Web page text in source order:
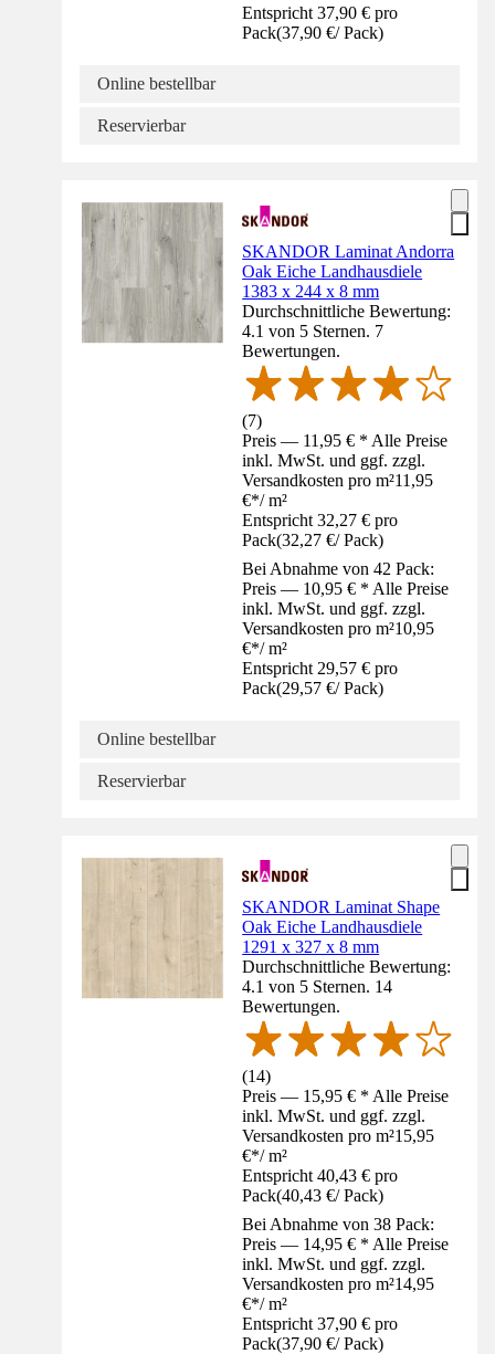
Entspricht 37,90 € pro
Pack(37,90 €/ Pack)
Online bestellbar
Reservierbar
SKANDOR Laminat Andorra
Oak Eiche Landhausdiele
1383 x 244 x 8 mm
Durchschnittliche Bewertung:
4.1 von 5 Sternen. 7
Bewertungen.
(7)
Preis — 11,95 € * Alle Preise
inkl. MwSt. und ggf. zzgl.
Versandkosten pro m²11,95
€*/ m²
Entspricht 32,27 € pro
Pack(32,27 €/ Pack)
Bei Abnahme von 42 Pack:
Preis — 10,95 € * Alle Preise
inkl. MwSt. und ggf. zzgl.
Versandkosten pro m²10,95
€*/ m²
Entspricht 29,57 € pro
Pack(29,57 €/ Pack)
Online bestellbar
Reservierbar
SKANDOR Laminat Shape
Oak Eiche Landhausdiele
1291 x 327 x 8 mm
Durchschnittliche Bewertung:
4.1 von 5 Sternen. 14
Bewertungen.
(14)
Preis — 15,95 € * Alle Preise
inkl. MwSt. und ggf. zzgl.
Versandkosten pro m²15,95
€*/ m²
Entspricht 40,43 € pro
Pack(40,43 €/ Pack)
Bei Abnahme von 38 Pack:
Preis — 14,95 € * Alle Preise
inkl. MwSt. und ggf. zzgl.
Versandkosten pro m²14,95
€*/ m²
Entspricht 37,90 € pro
Pack(37,90 €/ Pack)